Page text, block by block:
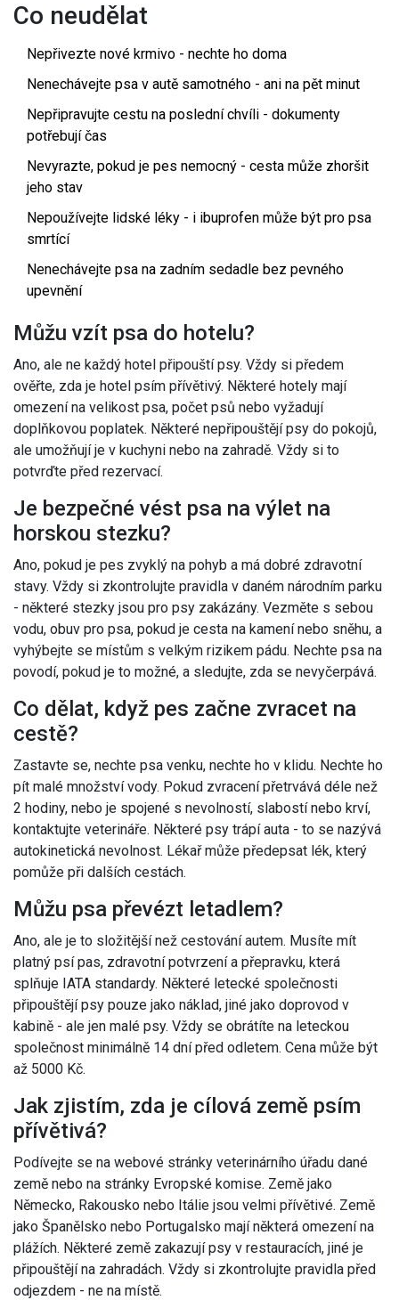
Co neudělat
Nepřivezte nové krmivo - nechte ho doma
Nenechávejte psa v autě samotného - ani na pět minut
Nepřipravujte cestu na poslední chvíli - dokumenty
potřebují čas
Nevyrazte, pokud je pes nemocný - cesta může zhoršit
jeho stav
Nepoužívejte lidské léky - i ibuprofen může být pro psa
smrtící
Nenechávejte psa na zadním sedadle bez pevného
upevnění
Můžu vzít psa do hotelu?
Ano, ale ne každý hotel připouští psy. Vždy si předem
ověřte, zda je hotel psím přívětivý. Některé hotely mají
omezení na velikost psa, počet psů nebo vyžadují
doplňkovou poplatek. Některé nepřipouštějí psy do pokojů,
ale umožňují je v kuchyni nebo na zahradě. Vždy si to
potvrďte před rezervací.
Je bezpečné vést psa na výlet na
horskou stezku?
Ano, pokud je pes zvyklý na pohyb a má dobré zdravotní
stavy. Vždy si zkontrolujte pravidla v daném národním parku
- některé stezky jsou pro psy zakázány. Vezměte s sebou
vodu, obuv pro psa, pokud je cesta na kamení nebo sněhu, a
vyhýbejte se místům s velkým rizikem pádu. Nechte psa na
povodí, pokud je to možné, a sledujte, zda se nevyčerpává.
Co dělat, když pes začne zvracet na
cestě?
Zastavte se, nechte psa venku, nechte ho v klidu. Nechte ho
pít malé množství vody. Pokud zvracení přetrvává déle než
2 hodiny, nebo je spojené s nevolností, slabostí nebo krví,
kontaktujte veterináře. Některé psy trápí auta - to se nazývá
autokinetická nevolnost. Lékař může předepsat lék, který
pomůže při dalších cestách.
Můžu psa převézt letadlem?
Ano, ale je to složitější než cestování autem. Musíte mít
platný psí pas, zdravotní potvrzení a přepravku, která
splňuje IATA standardy. Některé letecké společnosti
připouštějí psy pouze jako náklad, jiné jako doprovod v
kabině - ale jen malé psy. Vždy se obrátíte na leteckou
společnost minimálně 14 dní před odletem. Cena může být
až 5000 Kč.
Jak zjistím, zda je cílová země psím
přívětivá?
Podívejte se na webové stránky veterinárního úřadu dané
země nebo na stránky Evropské komise. Země jako
Německo, Rakousko nebo Itálie jsou velmi přívětivé. Země
jako Španělsko nebo Portugalsko mají některá omezení na
plážích. Některé země zakazují psy v restauracích, jiné je
připouštějí na zahradách. Vždy si zkontrolujte pravidla před
odjezdem - ne na místě.